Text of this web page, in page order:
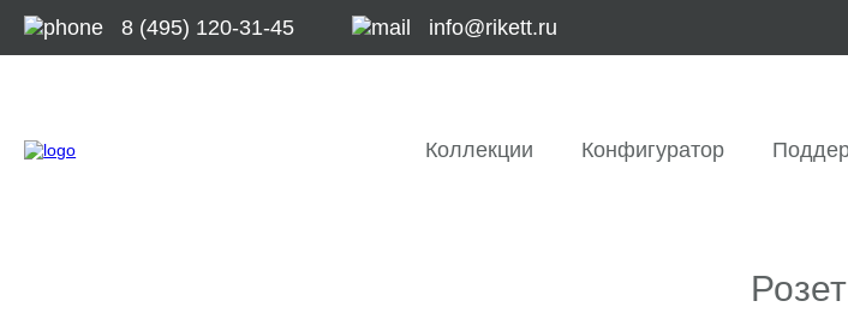
8 (495) 120-31-45 info@rikett.ru
Коллекции Конфигуратор